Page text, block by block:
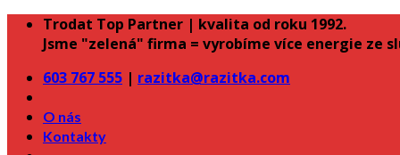
Skip Trodat Top Partner | kvalita od roku 1992.
Jsme "zelená" firma = vyrobíme více energie ze
603 767 555 | razitka@razitka.com
O nás
Kontakty